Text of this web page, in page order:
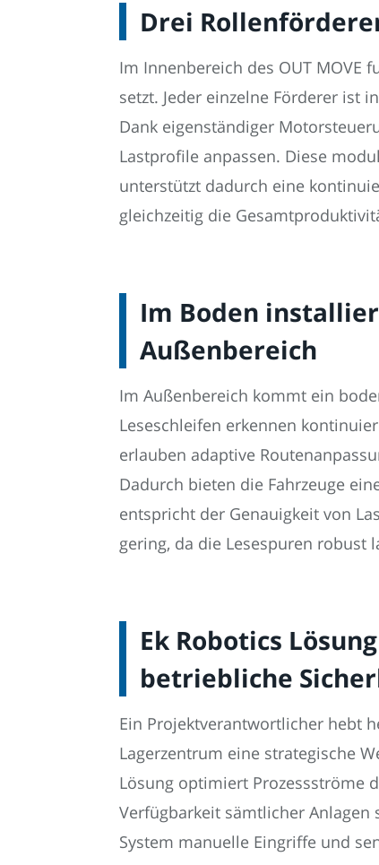
Drei
Im Innenbereich des OUT MOVE
setzt. Jeder einzelne Förderer ist
Dank eigenständiger
Lastprofile anpassen. Diese
unterstützt dadurch eine
gleichzeitig die
Im Boden
Außenbereich
Im Außenbereich kommt ein
Leseschleifen erkennen
erlauben adaptive
Dadurch bieten die Fahrzeuge
entspricht der Genauigkeit von
gering, da die Lesespuren robust
Ek Robotics
betriebliche
Ein Projektverantwortlicher hebt
Lagerzentrum eine strategische
Lösung optimiert Prozessströme
Verfügbarkeit sämtlicher
System manuelle Eingriffe und